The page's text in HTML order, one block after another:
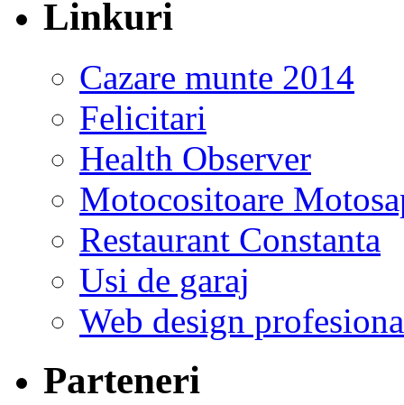
Linkuri
Cazare munte 2014
Felicitari
Health Observer
Motocositoare
Restaurant Constanta
Usi de garaj
Web design
Parteneri